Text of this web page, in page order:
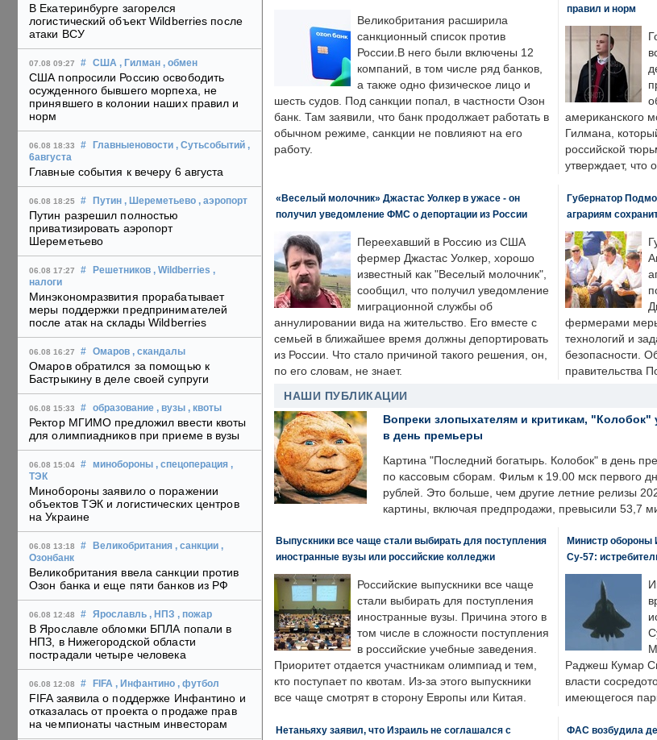
В Екатеринбурге загорелся
логистический объект Wildberries после
атаки ВСУ
07.08 09:27 # США , Гилман , обмен
США попросили Россию освободить
осужденного бывшего морпеха, не
принявшего в колонии наших правил и
норм
06.08 18:33 # Главныеновости , Сутьсобытий ,
6августа
Главные события к вечеру 6 августа
06.08 18:25 # Путин , Шереметьево , аэропорт
Путин разрешил полностью
приватизировать аэропорт
Шереметьево
06.08 17:27 # Решетников , Wildberries ,
налоги
Минэкономразвития прорабатывает
меры поддержки предпринимателей
после атак на склады Wildberries
06.08 16:27 # Омаров , скандалы
Омаров обратился за помощью к
Бастрыкину в деле своей супруги
06.08 15:33 # образование , вузы , квоты
Ректор МГИМО предложил ввести квоты
для олимпиадников при приеме в вузы
06.08 15:04 # минобороны , спецоперация ,
ТЭК
Минобороны заявило о поражении
объектов ТЭК и логистических центров
на Украине
06.08 13:18 # Великобритания , санкции ,
Озонбанк
Великобритания ввела санкции против
Озон банка и еще пяти банков из РФ
06.08 12:48 # Ярославль , НПЗ , пожар
В Ярославле обломки БПЛА попали в
НПЗ, в Нижегородской области
пострадали четыре человека
06.08 12:08 # FIFA , Инфантино , футбол
FIFA заявила о поддержке Инфантино и
отказалась от проекта о продаже прав
на чемпионаты частным инвесторам
Великобритания расширила
санкционный список против
России.В него были включены 12
компаний, в том числе ряд банков,
а также одно физическое лицо и
шесть судов. Под санкции попал, в частности Озон
банк. Там заявили, что банк продолжает работать в
обычном режиме, санкции не повлияют на его
работу.
правил и норм
американского
Гилмана,
российской
утверждает, что
«Веселый молочник» Джастас Уолкер в ужасе - он
получил уведомление ФМС о депортации из России
Переехавший в Россию из США
фермер Джастас Уолкер, хорошо
известный как "Веселый молочник",
сообщил, что получил уведомление
миграционной службы об
аннулировании вида на жительство. Его вместе с
семьей в ближайшее время должны депортировать
из России. Что стало причиной такого решения, он,
по его словам, не знает.
Губернатор
аграриям
фермерами
технологий и
безопасности.
правительства
НАШИ ПУБЛИКАЦИИ
Вопреки злопыхателям и критикам,
в день премьеры
Картина "Последний богатырь. Колобок" в день
по кассовым сборам. Фильм к 19.00 мск первого
рублей. Это больше, чем другие летние релизы
картины, включая предпродажи, превысили 53,7
Выпускники все чаще стали выбирать для поступления
иностранные вузы или российские колледжи
Российские выпускники все чаще
стали выбирать для поступления
иностранные вузы. Причина этого в
том числе в сложности поступления
в российские учебные заведения.
Приоритет отдается участникам олимпиад и тем,
кто поступает по квотам. Из-за этого выпускники
все чаще смотрят в сторону Европы или Китая.
Министр обороны
Су-57:
Раджеш Кумар
власти
имеющегося
Нетаньяху заявил, что Израиль не соглашался с
ФАС возбудила